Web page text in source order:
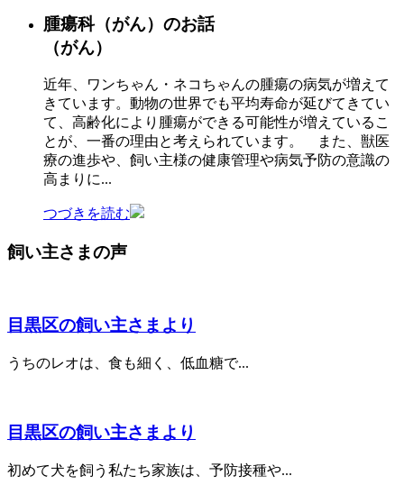
腫瘍科（がん） のお話
（がん）
近年、ワンちゃん・ネコちゃんの腫瘍の病気が増えて
きています。動物の世界でも平均寿命が延びてきてい
て、高齢化により腫瘍ができる可能性が増えているこ
とが、一番の理由と考えられています。 また、獣医
療の進歩や、飼い主様の健康管理や病気予防の意識の
高まりに...
つづきを読む
飼い主さまの声
目黒区の飼い主さまより
うちのレオは、食も細く、低血糖で...
目黒区の飼い主さまより
初めて犬を飼う私たち家族は、予防接種や...